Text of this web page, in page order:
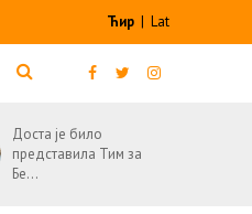
Ћир | Lat
Доста је било
представила Тим за
Бе...